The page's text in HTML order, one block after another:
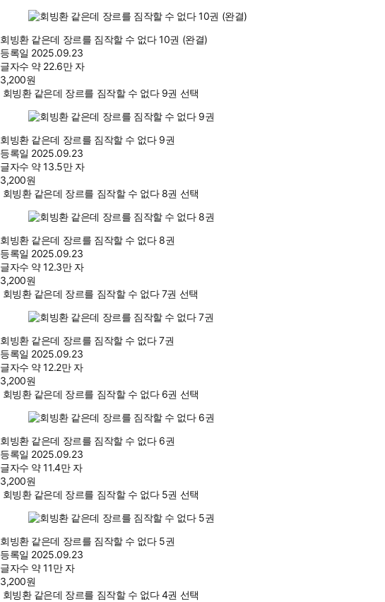
회빙환 같은데 장르를 짐작할 수 없다 10권 (완결)
등록일 2025.09.23
글자수 약 22.6만 자
3,200원
회빙환 같은데 장르를 짐작할 수 없다 9권 선택
회빙환 같은데 장르를 짐작할 수 없다 9권
등록일 2025.09.23
글자수 약 13.5만 자
3,200원
회빙환 같은데 장르를 짐작할 수 없다 8권 선택
회빙환 같은데 장르를 짐작할 수 없다 8권
등록일 2025.09.23
글자수 약 12.3만 자
3,200원
회빙환 같은데 장르를 짐작할 수 없다 7권 선택
회빙환 같은데 장르를 짐작할 수 없다 7권
등록일 2025.09.23
글자수 약 12.2만 자
3,200원
회빙환 같은데 장르를 짐작할 수 없다 6권 선택
회빙환 같은데 장르를 짐작할 수 없다 6권
등록일 2025.09.23
글자수 약 11.4만 자
3,200원
회빙환 같은데 장르를 짐작할 수 없다 5권 선택
회빙환 같은데 장르를 짐작할 수 없다 5권
등록일 2025.09.23
글자수 약 11만 자
3,200원
회빙환 같은데 장르를 짐작할 수 없다 4권 선택